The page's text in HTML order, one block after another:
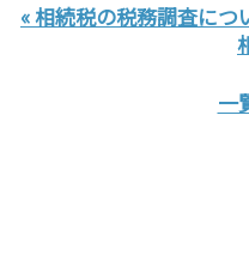
« 相続税の税務調査につ
一